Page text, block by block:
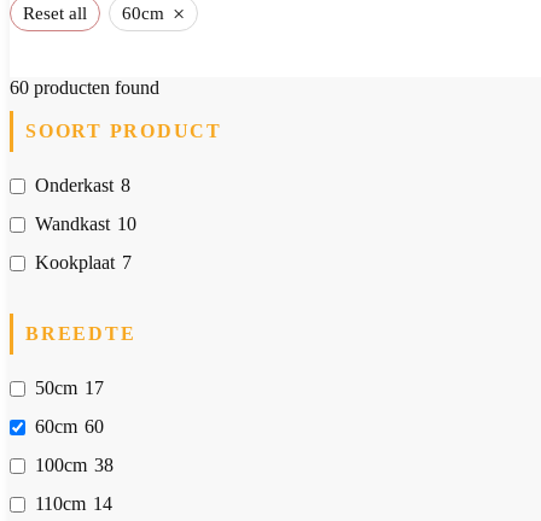
Reset all 60cm ×
60 producten found
SOORT PRODUCT
Onderkast 8
Wandkast 10
Kookplaat 7
BREEDTE
50cm 17
60cm 60
100cm 38
110cm 14